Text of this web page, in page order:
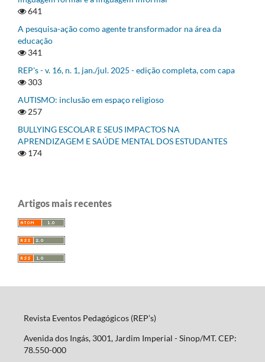
641
A pesquisa-ação como agente transformador na área da
educação
341
REP's - v. 16, n. 1, jan./jul. 2025 - edição completa, com capa
303
AUTISMO: inclusão em espaço religioso
257
BULLYING ESCOLAR E SEUS IMPACTOS NA
APRENDIZAGEM E SAÚDE MENTAL DOS ESTUDANTES
174
Artigos mais recentes
Revista Eventos Pedagógicos (REP’s)
Avenida dos Ingás, 3001, Jardim Imperial - Sinop/MT. CEP:
78.550-000